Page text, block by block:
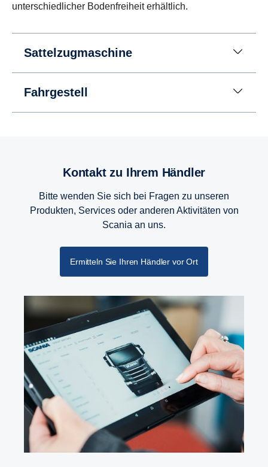
unterschiedlicher Bodenfreiheit erhältlich.
Sattelzugmaschine
Fahrgestell
Kontakt zu Ihrem Händler
Bitte wenden Sie sich bei Fragen zu unseren
Produkten, Services oder anderen Aktivitäten von
Scania an uns.
Ermitteln Sie Ihren Händler vor Ort